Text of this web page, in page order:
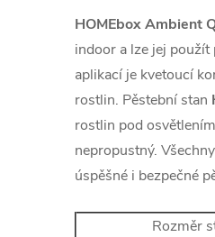
HOMEbox Ambient
indoor a lze jej
aplikací je kvetoucí
rostlin. Pěstební stan
rostlin pod
nepropustný.
úspěšné i bezpečné
Rozměr